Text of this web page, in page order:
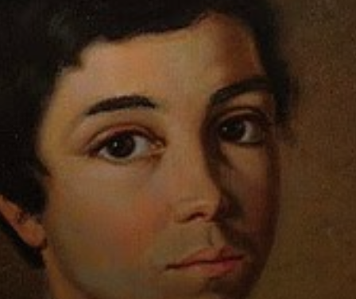
O talento de Pedro
Américo
impressionou
tanto que ele foi
contratado como
desenhista júnior.